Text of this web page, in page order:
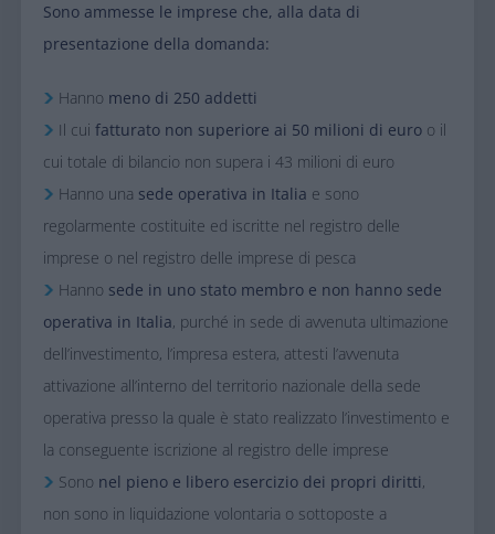
Sono ammesse le imprese che, alla data di
presentazione della domanda:​
Hanno meno di 250 addetti
Il cui fatturato non superiore ai 50 milioni di euro o il
cui totale di bilancio non supera i 43 milioni di euro
Hanno una sede operativa in Italia e sono
regolarmente costituite ed iscritte nel registro delle
imprese o nel registro delle imprese di pesca
Hanno sede in uno stato membro e non hanno sede
operativa in Italia, purché in sede di avvenuta ultimazione
dell’investimento, l’impresa estera, attesti l’avvenuta
attivazione all’interno del territorio nazionale della sede
operativa presso la quale è stato realizzato l’investimento e
la conseguente iscrizione al registro delle imprese
Sono nel pieno e libero esercizio dei propri diritti,
non sono in liquidazione volontaria o sottoposte a